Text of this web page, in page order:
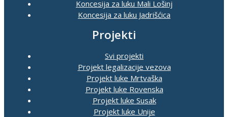
Koncesija za luku Mali Lošinj
Koncesija za luku Jadrišćica
Projekti
Svi projekti
Projekt legalizacije vezova
Projekt luke Mrtvaška
Projekt luke Rovenska
Projekt luke Susak
Projekt luke Unije